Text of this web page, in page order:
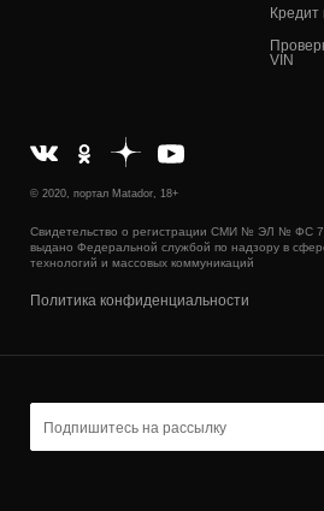
Кредит
VIN
© 2020, портал Matador, 18+
Свидетельство о регистрации СМИ № ЭЛ № ФС
выдано Федеральной службой по надзору в
технологий и массовых коммуникаций
Политика конфиденциальности